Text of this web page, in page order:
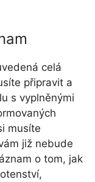
celá
připravit a
s vyplněnými
musíte
již nebude
o tom, jak